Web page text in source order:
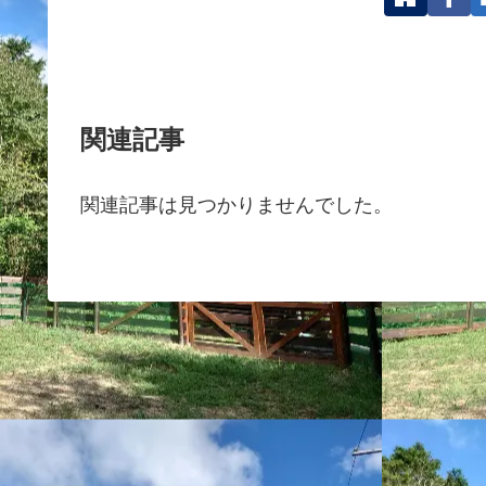
関連記事
関連記事は見つかりませんでした。